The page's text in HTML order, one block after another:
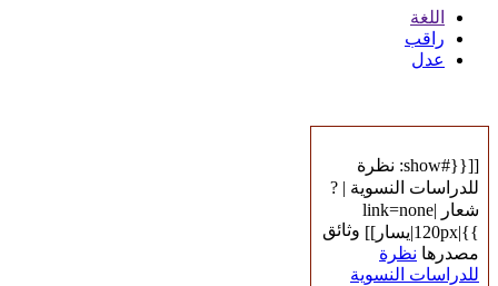
اللغة
راقب
عدل
[[{{#show: نظرة
للدراسات النسوية | ?
شعار |link=none
}}|120px|يسار]]
وثائق
مصدرها نظرة
للدراسات النسوية